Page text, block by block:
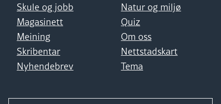
Skule og jobb
Natur og miljø
Magasinett
Quiz
Meining
Om oss
Skribentar
Nettstadskart
Nyhendebrev
Tema